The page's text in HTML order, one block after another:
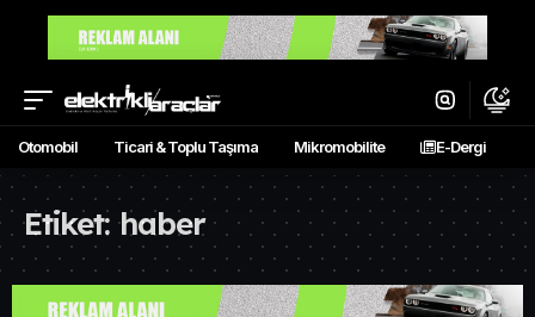
Otomobil Ticari & Toplu Taşıma Mikromobilite E-Dergi
Etiket:haber